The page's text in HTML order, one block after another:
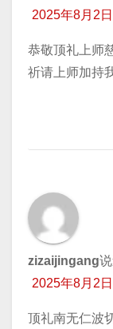
2025年8月2
恭敬顶礼上师
祈请上师加持
zizaijingang说
2025年8月2
顶礼南无仁波